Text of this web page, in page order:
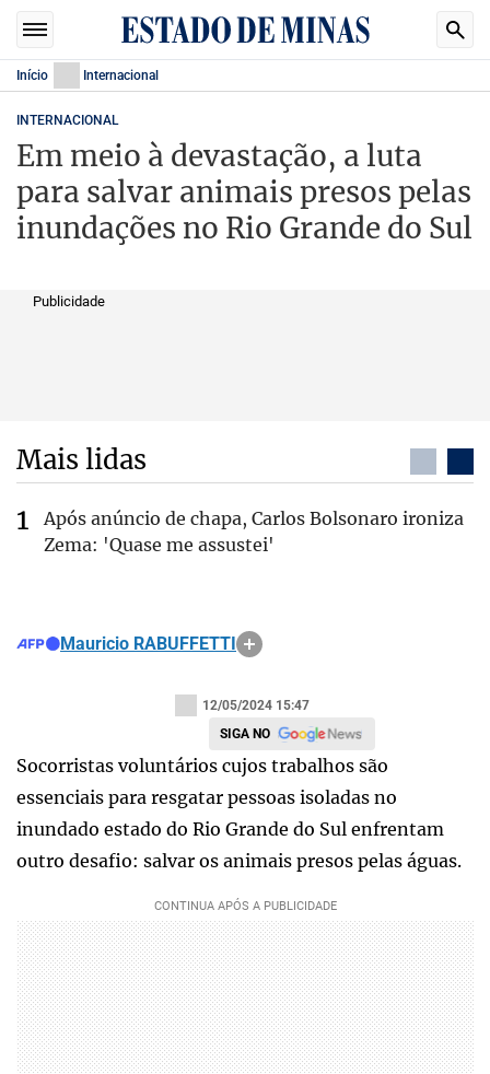
Início Internacional
INTERNACIONAL
Em meio à devastação, a luta
para salvar animais presos pelas
inundações no Rio Grande do Sul
Publicidade
Mais lidas
Após anúncio de chapa, Carlos Bolsonaro ironiza
Zema: 'Quase me assustei'
Mauricio RABUFFETTI
12/05/2024 15:47
SIGA NO
Socorristas voluntários cujos trabalhos são
essenciais para resgatar pessoas isoladas no
inundado estado do Rio Grande do Sul enfrentam
outro desafio: salvar os animais presos pelas águas.